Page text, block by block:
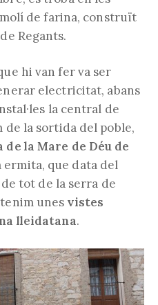
de farina, construït
Regants.
hi van fer va ser
electricitat, abans
la central de
de la sortida del poble,
de la Mare de Déu de
ermita, que data del
tot de la serra de
tenim unes vistes
lleidatana.